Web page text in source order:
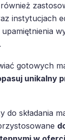
instytucjach
gotowych
unikalny
do składania